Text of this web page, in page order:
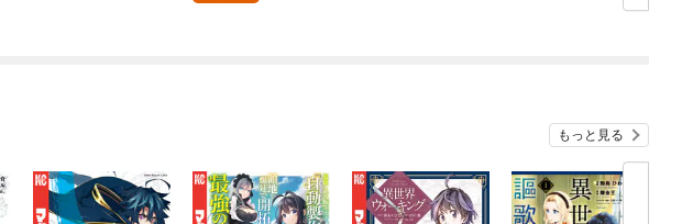
もっと見る